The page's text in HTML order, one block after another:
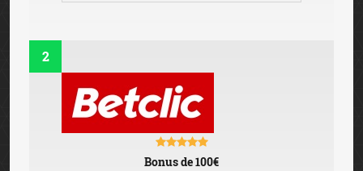
2
Bonus de 100€